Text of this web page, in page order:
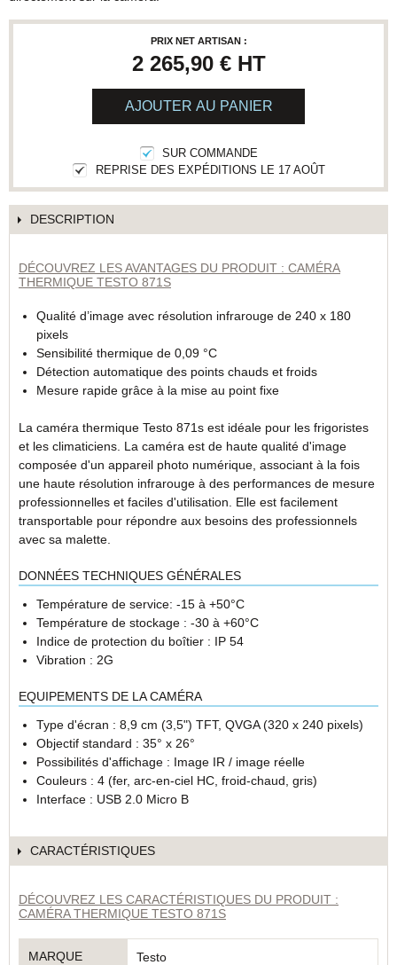
PRIX NET ARTISAN :
2 265,90 €HT
AJOUTER AU PANIER
SUR COMMANDE
REPRISE DES EXPÉDITIONS LE 17 AOÛT
DESCRIPTION
DÉCOUVREZ LES AVANTAGES DU PRODUIT : CAMÉRA
THERMIQUE TESTO 871S
Qualité d’image avec résolution infrarouge de 240 x 180
pixels
Sensibilité thermique de 0,09 °C
Détection automatique des points chauds et froids
Mesure rapide grâce à la mise au point fixe
La caméra thermique Testo 871s est idéale pour les frigoristes
et les climaticiens. La caméra est de haute qualité d'image
composée d'un appareil photo numérique, associant à la fois
une haute résolution infrarouge à des performances de mesure
professionnelles et faciles d'utilisation. Elle est facilement
transportable pour répondre aux besoins des professionnels
avec sa malette.
DONNÉES TECHNIQUES GÉNÉRALES
Température de service: -15 à +50°C
Température de stockage : -30 à +60°C
Indice de protection du boîtier : IP 54
Vibration : 2G
EQUIPEMENTS DE LA CAMÉRA
Type d'écran : 8,9 cm (3,5") TFT, QVGA (320 x 240 pixels)
Objectif standard : 35° x 26°
Possibilités d'affichage : Image IR / image réelle
Couleurs : 4 (fer, arc-en-ciel HC, froid-chaud, gris)
Interface : USB 2.0 Micro B
CARACTÉRISTIQUES
DÉCOUVREZ LES CARACTÉRISTIQUES DU PRODUIT :
CAMÉRA THERMIQUE TESTO 871S
MARQUE Testo